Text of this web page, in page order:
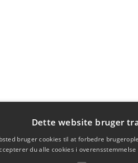
Dette website bruger
bruger cookies til at forbedre
du alle cookies i